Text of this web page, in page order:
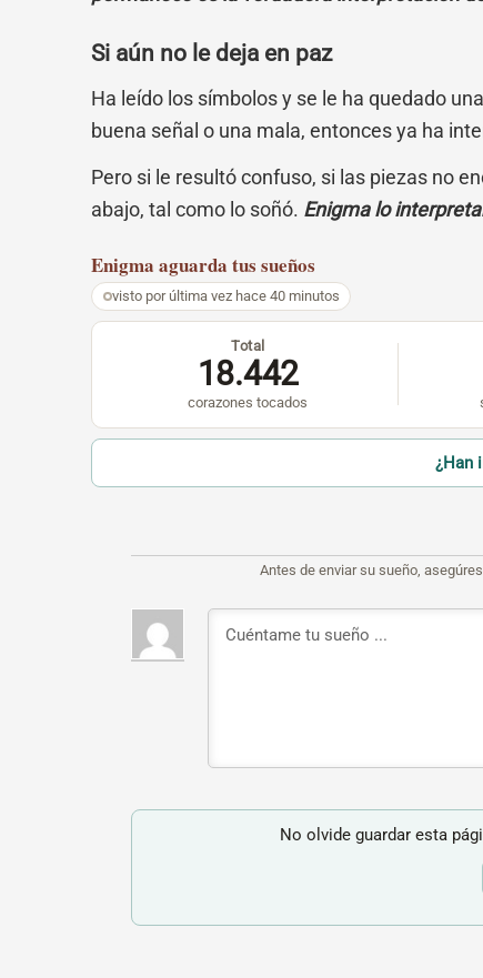
Si aún no le deja en paz
Ha leído los símbolos y se le ha quedado
buena señal o una mala, entonces ya ha
Pero si le resultó confuso, si las piezas no
abajo, tal como lo soñó. Enigma lo
Enigma aguarda tus sueños
visto por última vez hace 40 minutos
Total
18.442
corazones tocados
¿Han
Antes de enviar su sueño,
No olvide guardar esta